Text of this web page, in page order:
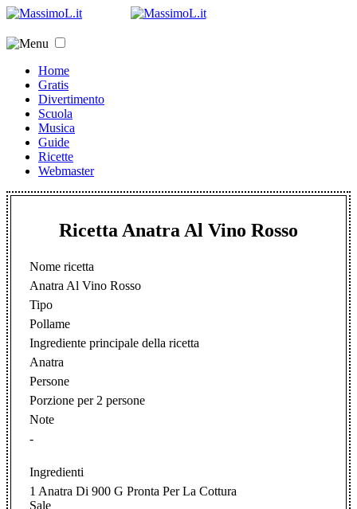
Home
Gratis
Divertimento
Scuola
Musica
Guide
Ricette
Webmaster
Ricetta Anatra Al Vino Rosso
Nome ricetta
Anatra Al Vino Rosso
Tipo
Pollame
Ingrediente principale della ricetta
Anatra
Persone
Porzione per 2 persone
Note
-
Ingredienti
1 Anatra Di 900 G Pronta Per La Cottura
Sale